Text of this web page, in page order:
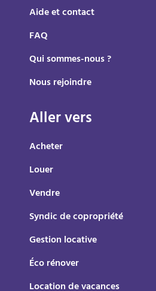
Aide et contact
FAQ
Qui sommes-nous ?
Nous rejoindre
Aller vers
Acheter
Louer
Vendre
Syndic de copropriété
Gestion locative
Éco rénover
Location de vacances